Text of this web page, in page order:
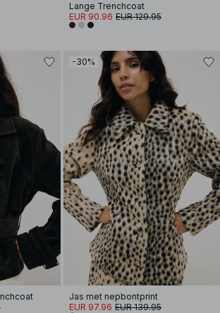
Lange Trenchcoat
EUR 90.96 EUR 129.95
-30%
Jas met nepbontprint
EUR 97.96 EUR 139.95